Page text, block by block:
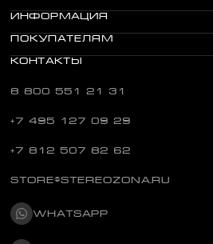
ИНФОРМАЦИЯ
ПОКУПАТЕЛЯМ
КОНТАКТЫ
8 800 551 21 31
+7 495 127 09 29
+7 812 507 82 62
STORE@STEREOZONA.RU
WHATSAPP